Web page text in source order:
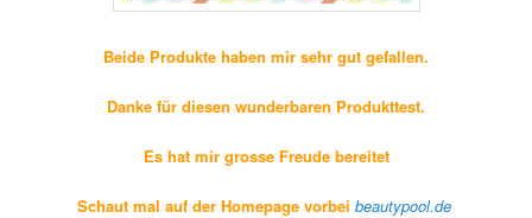
Beide Produkte haben mir sehr gut gefallen.
Danke für diesen wunderbaren Produkttest.
Es hat mir grosse Freude bereitet
Schaut mal auf der Homepage vorbei beautypool.de